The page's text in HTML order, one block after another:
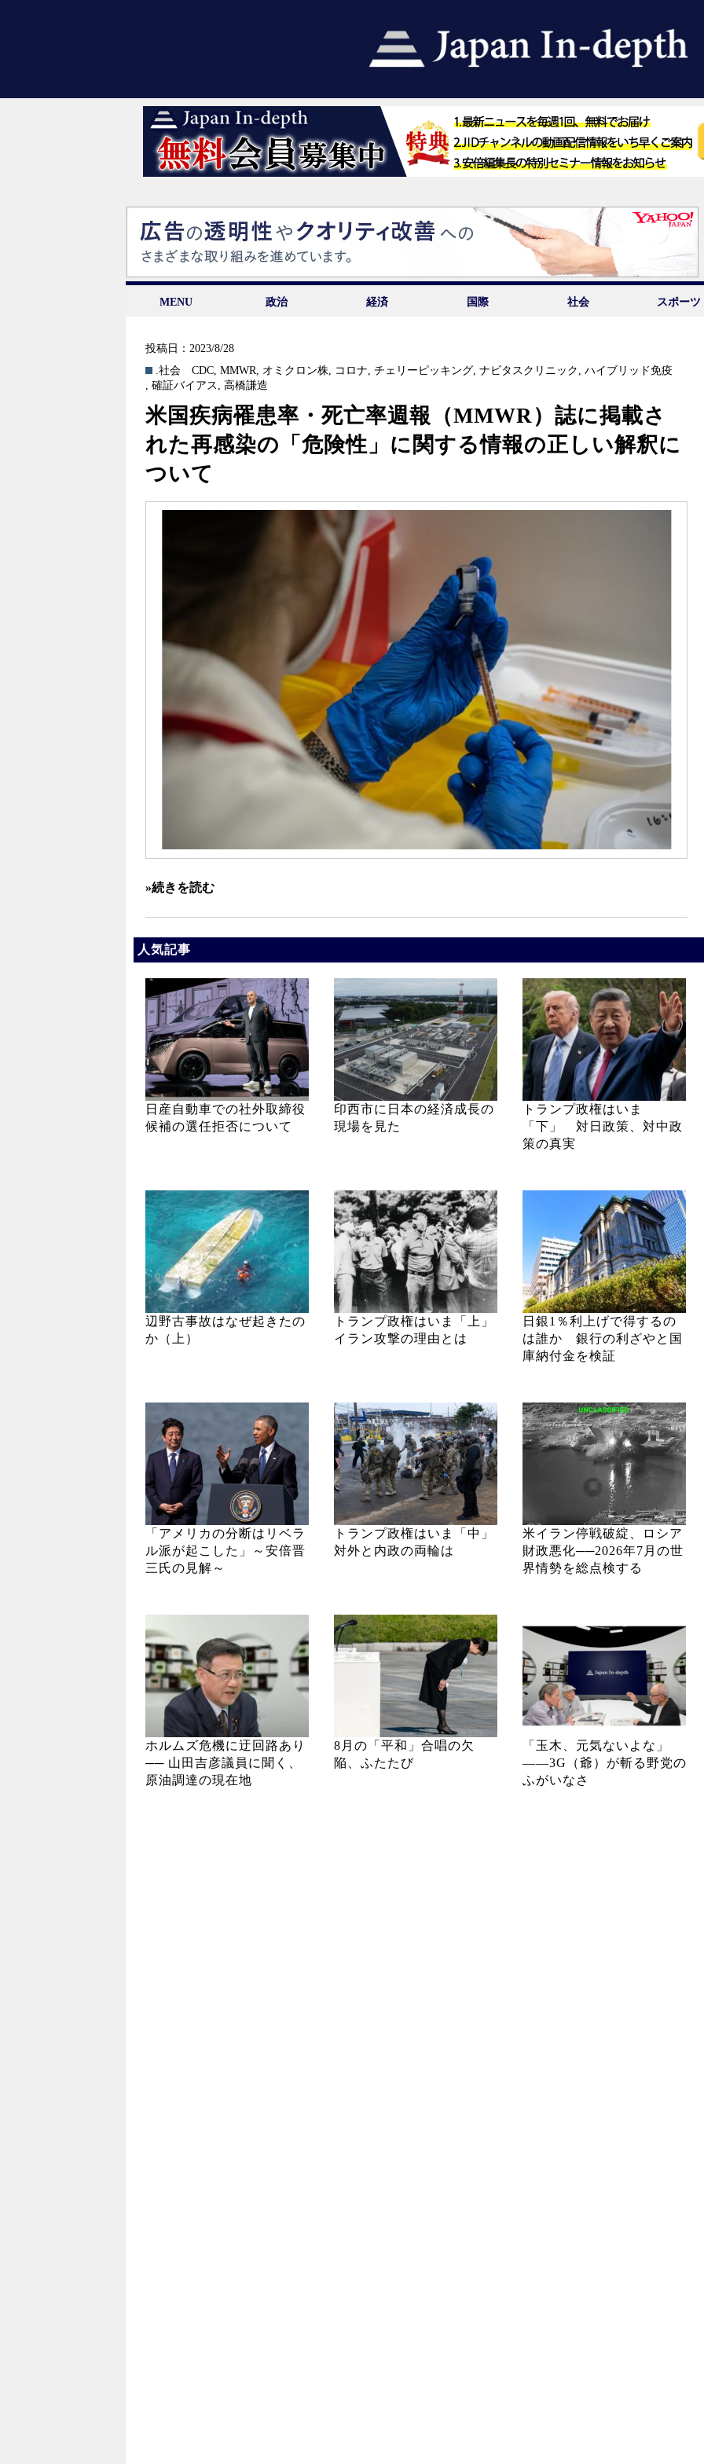
MENU 政治 経済 国際 社会 スポーツ
投稿日：2023/8/28
.社会
CDC,MMWR, オミクロン株, コロナ,チェリーピッキング,ナビタスクリニック ,ハイブリッド免疫
, 確証バイアス , 高橋謙造
米国疾病罹患率・死亡率週報（MMWR）誌に掲載さ
れた再感染の「危険性」に関する情報の正しい解釈に
ついて
»続きを読む
人気記事
日産自動車での社外取締役
候補の選任拒否について
印西市に日本の経済成長の
現場を見た
トランプ政権はいま
「下」 対日政策、対中政
策の真実
辺野古事故はなぜ起きたの
か（上）
トランプ政権はいま「上」
イラン攻撃の理由とは
日銀1％利上げで得するの
は誰か 銀行の利ざやと国
庫納付金を検証
「アメリカの分断はリベラ
ル派が起こした」～安倍晋
三氏の見解～
トランプ政権はいま「中」
対外と内政の両輪は
米イラン停戦破綻、ロシア
財政悪化──2026年7月の世
界情勢を総点検する
ホルムズ危機に迂回路あり
── 山田吉彦議員に聞く、
原油調達の現在地
8月の「平和」合唱の欠
陥、ふたたび
「玉木、元気ないよな」
――3G（爺）が斬る野党の
ふがいなさ